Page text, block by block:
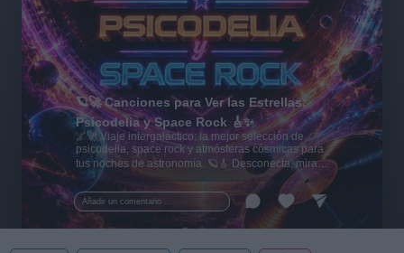
Añadir un comentario ...
🪐🚀 Canciones para Ver las Estrellas:
Psicodelia y Space Rock 🎸✨
🌌🚀 Viaje intergaláctico: la mejor selección de
psicodelia, space rock y atmósferas cósmicas para
tus noches de astronomía. 🪐🎸 Desconecta, mira
al firmamento y siente la gravedad cero. 💾 ¡Guarda
esta colección para tu próxima noche estrellada!
✨⭐